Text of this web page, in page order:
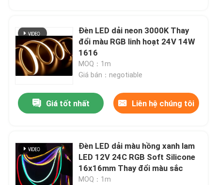
Đèn LED dải neon 3000K Thay
đổi màu RGB linh hoạt 24V 14W
1616
MOQ：1m
Giá bán：negotiable
Giá tốt nhất Liên hệ chúng tôi
Đèn LED dải màu hồng xanh lam
LED 12V 24C RGB Soft Silicone
16x16mm Thay đổi màu sắc
MOQ：1m